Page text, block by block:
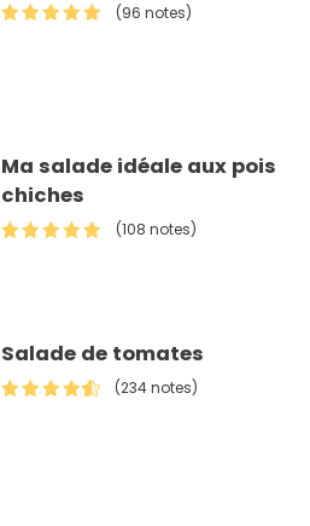
(96 notes)
Ma salade idéale aux pois
chiches
(108 notes)
Salade de tomates
(234 notes)